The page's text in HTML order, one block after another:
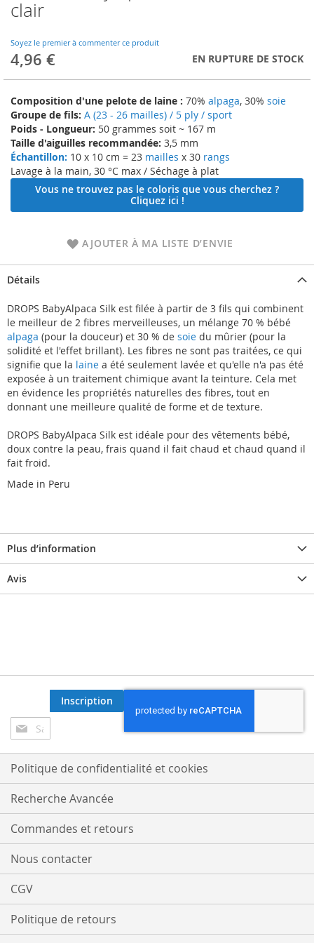
clair
Soyez le premier à commenter ce produit
4,96 € EN RUPTURE DE STOCK
Composition d'une pelote de laine : 70% alpaga, 30% soie
Groupe de fils: A (23 - 26 mailles) / 5 ply / sport
Poids - Longueur: 50 grammes soit ~ 167 m
Taille d'aiguilles recommandée: 3,5 mm
Échantillon: 10 x 10 cm = 23 mailles x 30 rangs
Lavage à la main, 30 °C max / Séchage à plat
Vous ne trouvez pas le coloris que vous cherchez ?
Cliquez ici !
AJOUTER À MA LISTE D’ENVIE
the
of
the
images
Détails
DROPS BabyAlpaca Silk est filée à partir de 3 fils qui combinent
le meilleur de 2 fibres merveilleuses, un mélange 70 % bébé
alpaga (pour la douceur) et 30 % de soie du mûrier (pour la
solidité et l'effet brillant). Les fibres ne sont pas traitées, ce qui
signifie que la laine a été seulement lavée et qu'elle n'a pas été
exposée à un traitement chimique avant la teinture. Cela met
en évidence les propriétés naturelles des fibres, tout en
donnant une meilleure qualité de forme et de texture.
DROPS BabyAlpaca Silk est idéale pour des vêtements bébé,
doux contre la peau, frais quand il fait chaud et chaud quand il
fait froid.
Made in Peru
Plus d’information
Avis
Inscription
à
notre
lettre
d’information
:
Inscription
Politique de confidentialité et cookies
Recherche Avancée
Commandes et retours
Nous contacter
CGV
Politique de retours